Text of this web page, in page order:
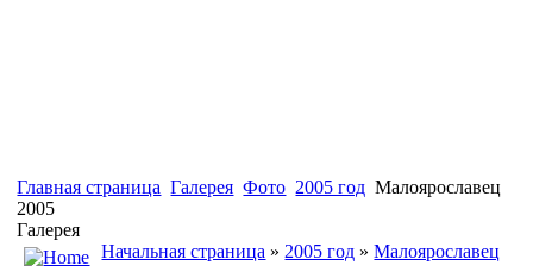
Главная страница Галерея Фото 2005 год Малоярославец
2005
Галерея
Начальная страница » 2005 год »Малоярославец